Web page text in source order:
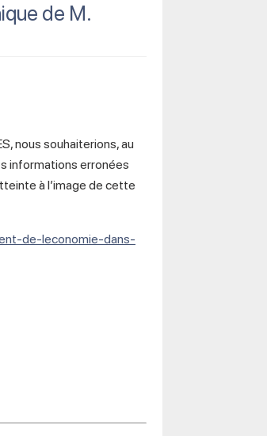
de M.
nous souhaiterions, au
informations erronées
à l’image de cette
de-leconomie-dans-